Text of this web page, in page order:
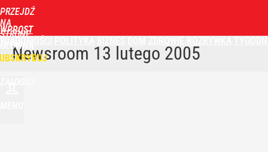
PRZEJDŹ
NA
STRONĘ
GŁÓWNĄ
WPROST
Newsroom 13 lutego 2005